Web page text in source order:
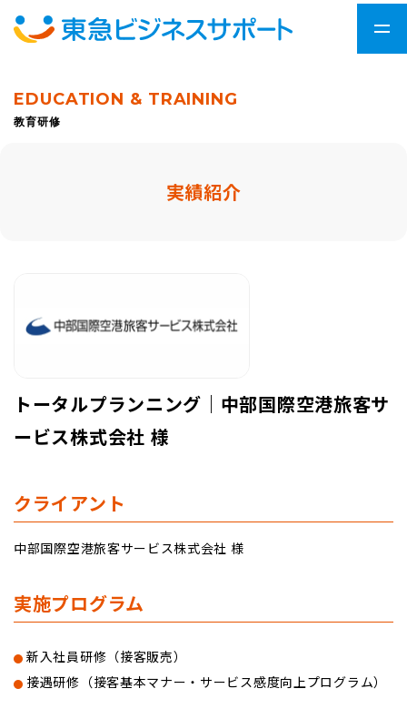
EDUCATION & TRAINING
教育研修
実績紹介
トータルプランニング｜中部国際空港旅客サ
ービス株式会社 様
クライアント
中部国際空港旅客サービス株式会社 様
実施プログラム
新入社員研修（接客販売）
接遇研修（接客基本マナー・サービス感度向上プログラム）